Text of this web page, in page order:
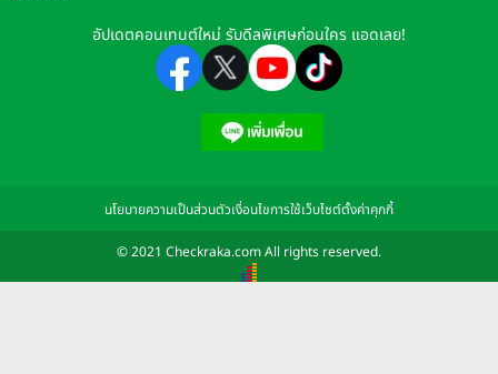
อัปเดตคอนเทนต์ใหม่ รับดีลพิเศษก่อนใคร แอดเลย!
นโยบายความเป็นส่วนตัวเงื่อนไขการใช้เว็บไซต์ตั้งค่าคุกกี้
© 2021 Checkraka.com All rights reserved.